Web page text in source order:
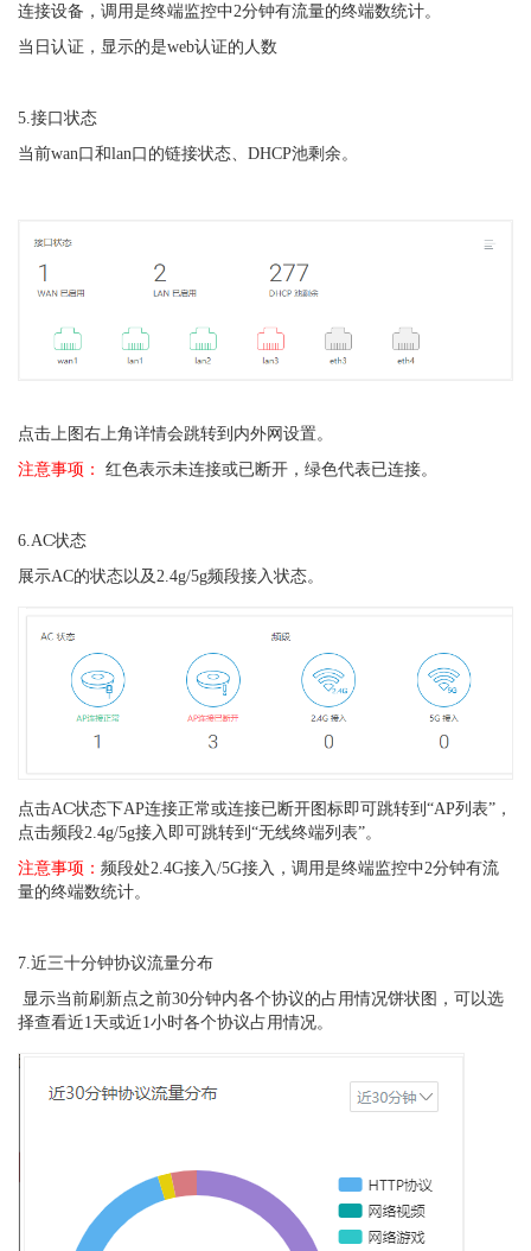
连接设备，调用是终端监控中2分钟有流量的终端数统计。
当日认证，显示的是web认证的人数
5.接口状态
当前wan口和lan口的链接状态、DHCP池剩余。
点击上图右上角详情会跳转到内外网设置。
注意事项：
红色表示未连接或已断开，绿色代表已连接。
6.AC状态
展示AC的状态以及2.4g/5g频段接入状态。
点击AC状态下AP连接正常或连接已断开图标即可跳转到“AP列表”，
点击频段2.4g/5g接入即可跳转到“无线终端列表”。
注意事项： 频段处2.4G接入/5G接入，调用是终端监控中2分钟有流
量的终端数统计。
7.近三十分钟协议流量分布
显示当前刷新点之前30分钟内各个协议的占用情况饼状图，可以选
择查看近1天或近1小时各个协议占用情况。